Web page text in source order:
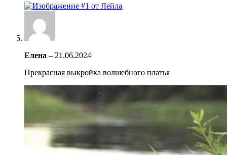
Елена – 21.06.2024
Прекрасная выкройка волшебного платья